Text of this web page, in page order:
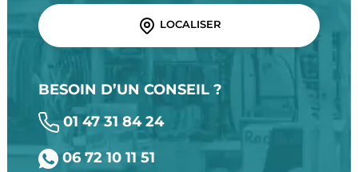
LOCALISER
BESOIN D’UN CONSEIL ?
01 47 31 84 24
06 72 10 11 51